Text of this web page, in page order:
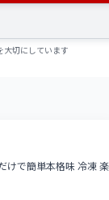
切にしています
けで簡単本格味 冷凍 楽